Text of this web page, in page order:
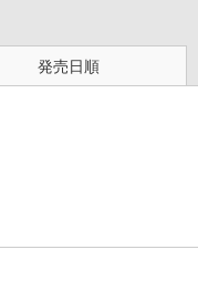
発売日順